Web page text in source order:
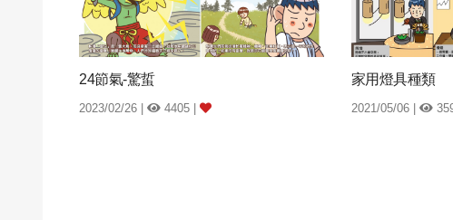
24節氣-驚蜇
2023/02/26 | 4405 |
家用燈具種類
2021/05/06 |